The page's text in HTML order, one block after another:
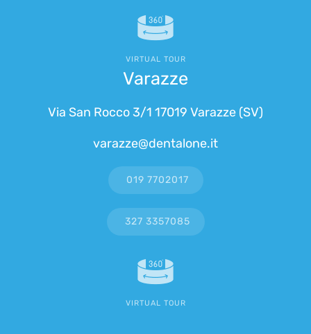
VIRTUAL TOUR
Varazze
Via San Rocco 3/1 17019 Varazze (SV)
varazze@dentalone.it
019 7702017
327 3357085
VIRTUAL TOUR